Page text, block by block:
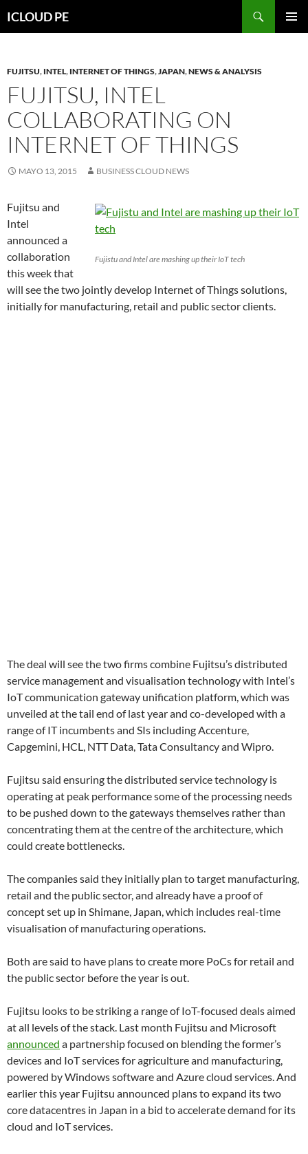
hacia
ICLOUD PE
FUJITSU, INTEL, INTERNET OF THINGS,JAPAN,NEWS & ANALYSIS
FUJITSU, INTEL
COLLABORATING ON
INTERNET OF THINGS
MAYO 13, 2015 BUSINESS CLOUD NEWS
Fujistu and Intel are mashing up their IoT tech
Fujitsu and
Intel
announced a
collaboration
this week that
will see the two jointly develop Internet of Things solutions,
initially for manufacturing, retail and public sector clients.
The deal will see the two firms combine Fujitsu’s distributed
service management and visualisation technology with Intel’s
IoT communication gateway unification platform, which was
unveiled at the tail end of last year and co-developed with a
range of IT incumbents and SIs including Accenture,
Capgemini, HCL, NTT Data, Tata Consultancy and Wipro.
Fujitsu said ensuring the distributed service technology is
operating at peak performance some of the processing needs
to be pushed down to the gateways themselves rather than
concentrating them at the centre of the architecture, which
could create bottlenecks.
The companies said they initially plan to target manufacturing,
retail and the public sector, and already have a proof of
concept set up in Shimane, Japan, which includes real-time
visualisation of manufacturing operations.
Both are said to have plans to create more PoCs for retail and
the public sector before the year is out.
Fujitsu looks to be striking a range of IoT-focused deals aimed
at all levels of the stack. Last month Fujitsu and Microsoft
announced a partnership focused on blending the former’s
devices and IoT services for agriculture and manufacturing,
powered by Windows software and Azure cloud services. And
earlier this year Fujitsu announced plans to expand its two
core datacentres in Japan in a bid to accelerate demand for its
cloud and IoT services.